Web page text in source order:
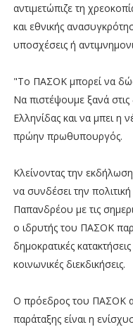
αντιμετώπιζε τη
και εθνικής
υποσχέσεις ή
"Το ΠΑΣΟΚ μπορεί να
Να πιστέψουμε ξανά
Ελληνίδας και να μπει η
πρώην πρωθυπουργός.
Κλείνοντας την
να συνδέσει την
Παπανδρέου με τις
ο ιδρυτής του ΠΑΣΟΚ
δημοκρατικές
κοινωνικές διεκδικήσεις.
Ο πρόεδρος του ΠΑΣΟΚ
παράταξης είναι η